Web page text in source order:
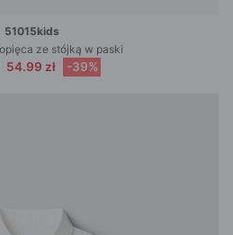
51015kids
ze stójką w paski
54.99 zł -39%